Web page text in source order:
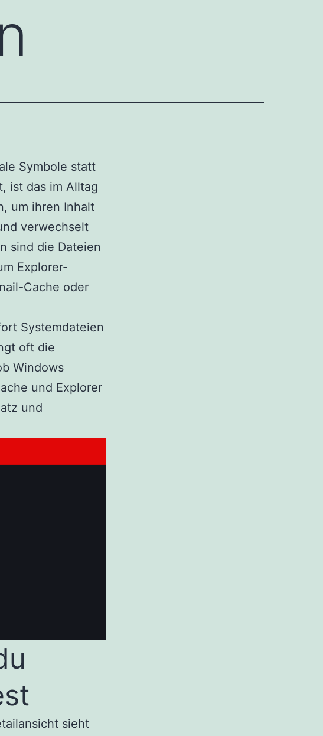
Symbole statt
ist das im Alltag
um ihren Inhalt
verwechselt
sind die Dateien
Explorer-
Cache oder
Systemdateien
oft die
Windows
und Explorer
und
sieht